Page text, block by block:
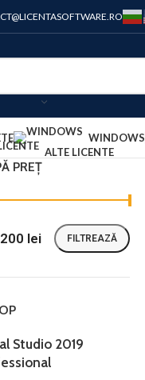
WINDOWS
ALTE LICENTE
PREȚ
FILTREAZĂ
200 lei
Studio 2019